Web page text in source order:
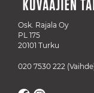
Osk. Rajala Oy
PL 175
20101 Turku
020 7530 222